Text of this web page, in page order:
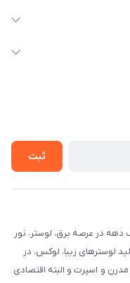
ثبت
دهه در عرصه برق، لوستر، نور
لوسترهای زیبا، لوکس، در
و اسپرت و البته اقتصادی